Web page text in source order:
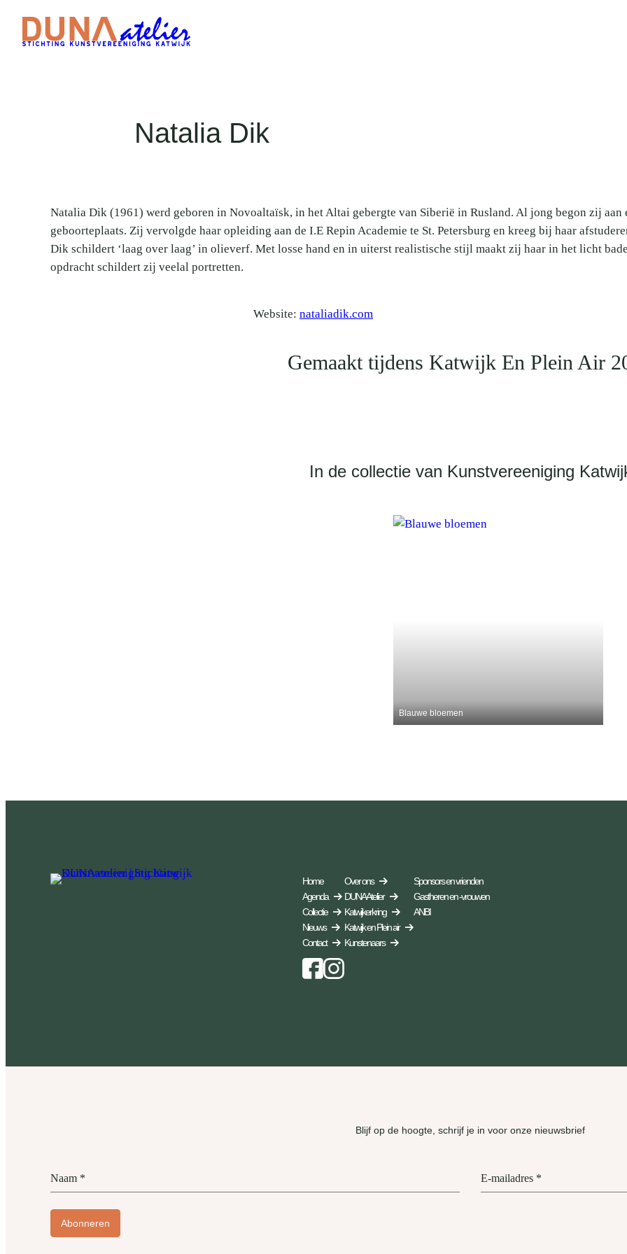
Natalia Dik
Natalia Dik (1961) werd geboren in Novoaltaïsk, in het Altai gebergte van Siberië in Rusland. Al jong begon zij
geboorteplaats. Zij vervolgde haar opleiding aan de I.E Repin Academie te St. Petersburg en kreeg bij haar
Dik schildert ‘laag over laag’ in olieverf. Met losse hand en in uiterst realistische stijl maakt zij haar in het licht
opdracht schildert zij veelal portretten.
Website: nataliadik.com
Gemaakt tijdens Katwijk En Plein Air
In de collectie van Kunstvereeniging
Blauwe bloemen
Home
Agenda
Collectie
Nieuws
Contact
Instagram
Over ons
DUNA Atelier
Katwijkerkring
Katwijk en Plein air
Kunstenaars
Sponsors en vrienden
Gastheren en -vrouwen
ANBI
Blijf op de hoogte, schrijf je in voor onze nieuwsbrief
Naam * E-mailadres *
Abonneren